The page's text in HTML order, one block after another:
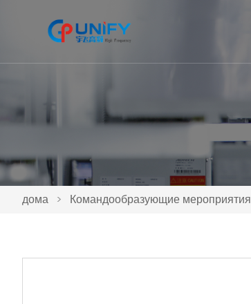
дома > Командообразующие мероприятия